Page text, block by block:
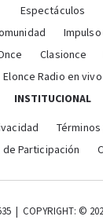
Espectáculos
Clasionce
Elonce Radio en vivo
INSTITUCIONAL
de Participación
| COPYRIGHT: ©